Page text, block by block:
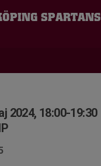
SPARTANS
2024, 18:00-19:30